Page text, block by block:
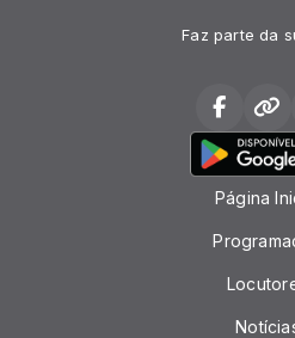
Faz parte da
Página